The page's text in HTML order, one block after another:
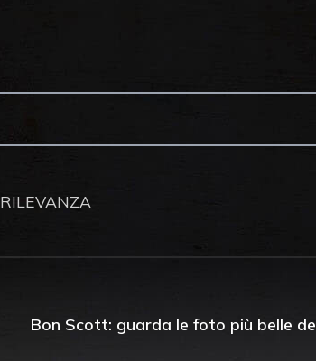
RILEVANZA
Bon Scott: guarda le foto più belle